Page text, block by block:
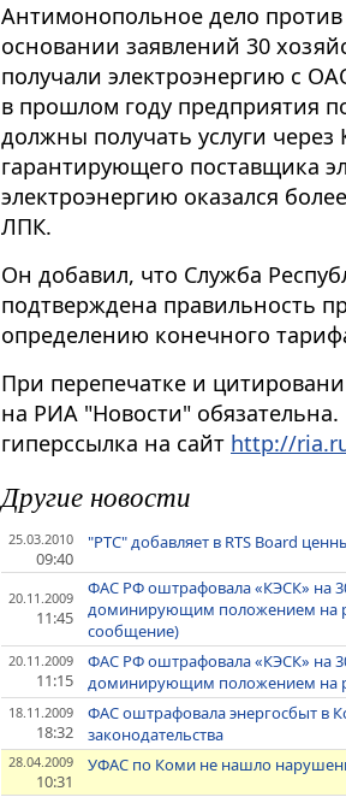
Антимонопольное дело
основании заявлений 30
получали электроэнергию с
в прошлом году предприятия
должны получать услуги через
гарантирующего поставщика
электроэнергию оказался
ЛПК.
Он добавил, что Служба
подтверждена правильность
определению конечного
При перепечатке и
на РИА "Новости"
гиперссылка на сайт http://
Другие новости
25.03.2010
09:40
"РТС" добавляет в RTS Board
20.11.2009
11:45
ФАС РФ оштрафовала «КЭСК» на
доминирующим положением на
сообщение)
20.11.2009
11:15
ФАС РФ оштрафовала «КЭСК» на
доминирующим положением на
18.11.2009
18:32
ФАС оштрафовала энергосбыт в
законодательства
28.04.2009
10:31
УФАС по Коми не нашло